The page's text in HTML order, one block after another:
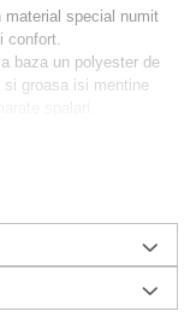
material special numit
confort.
baza un polyester de
groasa isi mentine
sporit cu